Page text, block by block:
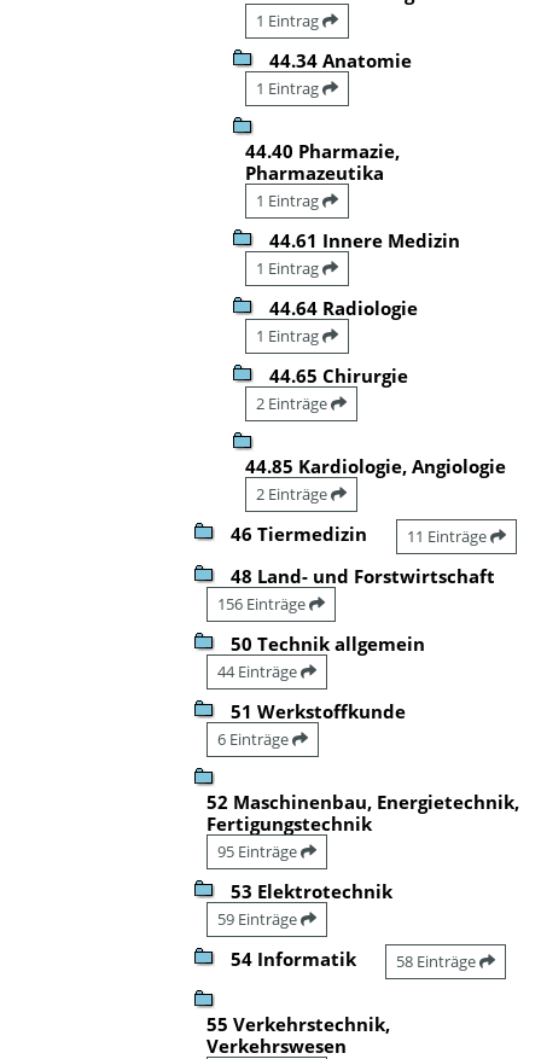
1 Eintrag
44.34 Anatomie
1 Eintrag
44.40 Pharmazie,
Pharmazeutika
1 Eintrag
44.61 Innere Medizin
1 Eintrag
44.64 Radiologie
1 Eintrag
44.65 Chirurgie
2 Einträge
44.85 Kardiologie, Angiologie
2 Einträge
46 Tiermedizin 11 Einträge
48 Land- und Forstwirtschaft
156 Einträge
50 Technik allgemein
44 Einträge
51 Werkstoffkunde
6 Einträge
52 Maschinenbau, Energietechnik,
Fertigungstechnik
95 Einträge
53 Elektrotechnik
59 Einträge
54 Informatik 58 Einträge
55 Verkehrstechnik,
Verkehrswesen